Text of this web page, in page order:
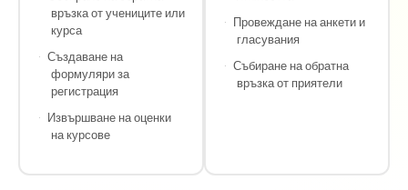
връзка от учениците или
курса
· Създаване на
формуляри за
регистрация
· Извършване на оценки
на курсове
· Провеждане на анкети и
гласувания
· Събиране на обратна
връзка от приятели